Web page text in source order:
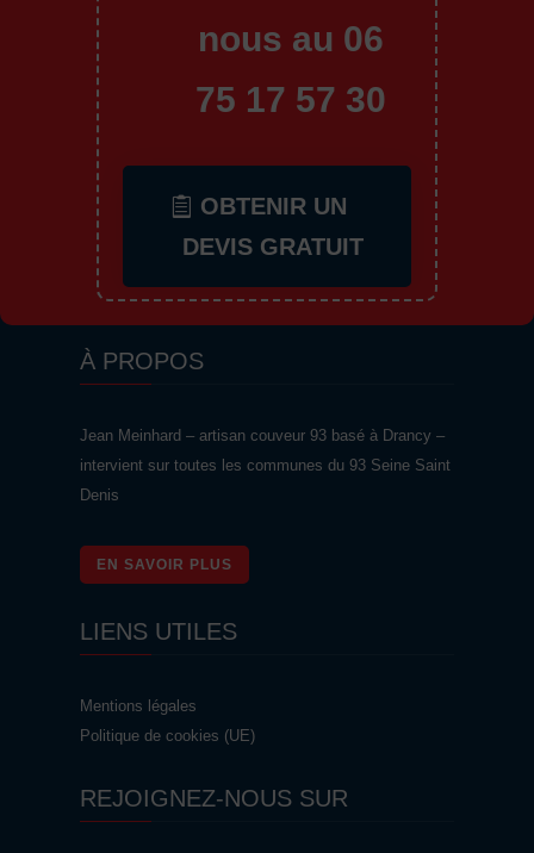
nous au 06
75 17 57 30
OBTENIR UN
DEVIS GRATUIT
À PROPOS
Jean Meinhard – artisan couveur 93 basé à Drancy –
intervient sur toutes les communes du 93 Seine Saint
Denis
EN SAVOIR PLUS
LIENS UTILES
Mentions légales
Politique de cookies (UE)
REJOIGNEZ-NOUS SUR